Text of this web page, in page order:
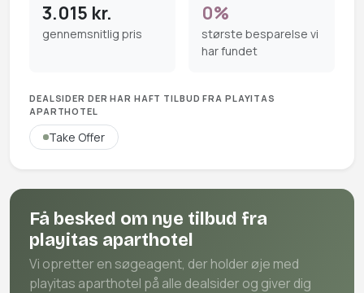
3.015 kr.
gennemsnitlig pris
0%
største besparelse vi
har fundet
DEALSIDER DER HAR HAFT TILBUD FRA PLAYITAS
APARTHOTEL
Take Offer
Få besked om nye tilbud fra
playitas aparthotel
Vi opretter en søgeagent, der holder øje med
playitas aparthotel på alle dealsider og giver dig